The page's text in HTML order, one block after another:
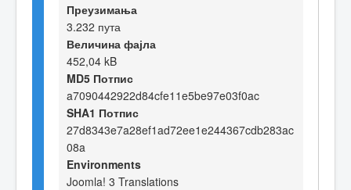
Преузимања
3.232 пута
Величина фајла
452,04 kB
MD5 Потпис
a7090442922d84cfe11e5be97e03f0ac
SHA1 Потпис
27d8343e7a28ef1ad72ee1e244367cdb283ac
08a
Environments
Joomla! 3 Translations